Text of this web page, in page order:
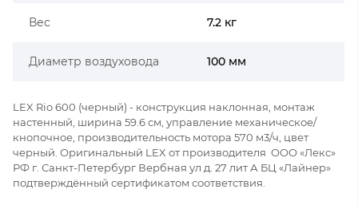
Вес 7.2 кг
Диаметр воздуховода 100 мм
LEX Rio 600 (черный) - конструкция наклонная, монтаж
настенный, ширина 59.6 см, управление механическое/
кнопочное, производительность мотора 570 м3/ч, цвет
черный. Оригинальный LEX от производителя ООО «Лекс»
РФ г. Санкт-Петербург Вербная ул д. 27 лит А БЦ «Лайнер»
подтверждённый сертификатом соответствия.